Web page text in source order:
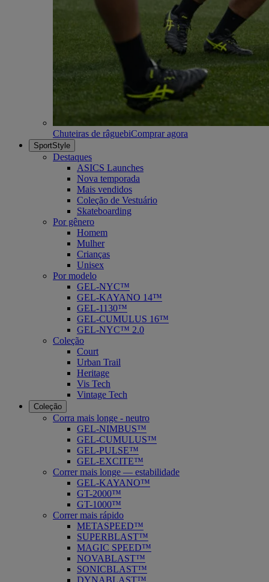
Chuteiras de râguebiComprar agora
SportStyle
Destaques
ASICS Launches
Nova temporada
Mais vendidos
Coleção de Vestuário
Skateboarding
Por gênero
Homem
Mulher
Crianças
Unisex
Por modelo
GEL-NYC™
GEL-KAYANO 14™
GEL-1130™
GEL-CUMULUS 16™
GEL-NYC™ 2.0
Coleção
Court
Urban Trail
Heritage
Vis Tech
Vintage Tech
Coleção
Corra mais longe - neutro
GEL-NIMBUS™
GEL-CUMULUS™
GEL-PULSE™
GEL-EXCITE™
Correr mais longe — estabilidade
GEL-KAYANO™
GT-2000™
GT-1000™
Correr mais rápido
METASPEED™
SUPERBLAST™
MAGIC SPEED™
NOVABLAST™
SONICBLAST™
DYNABLAST™